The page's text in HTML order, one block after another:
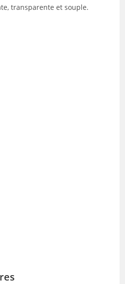
transparente et souple.